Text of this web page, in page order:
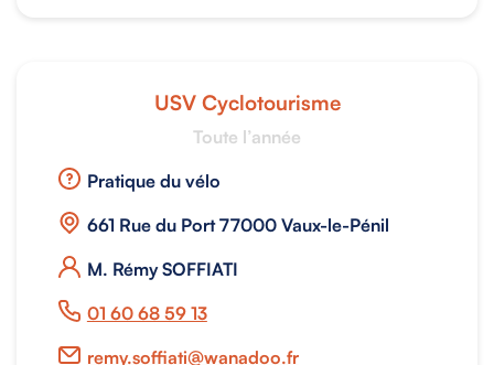
USV Cyclotourisme
Toute l’année
Pratique du vélo
661 Rue du Port 77000 Vaux-le-Pénil
M. Rémy SOFFIATI
01 60 68 59 13
remy.soffiati@wanadoo.fr